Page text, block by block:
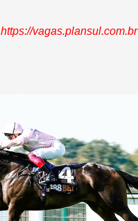
https://vagas.plansul.com.br